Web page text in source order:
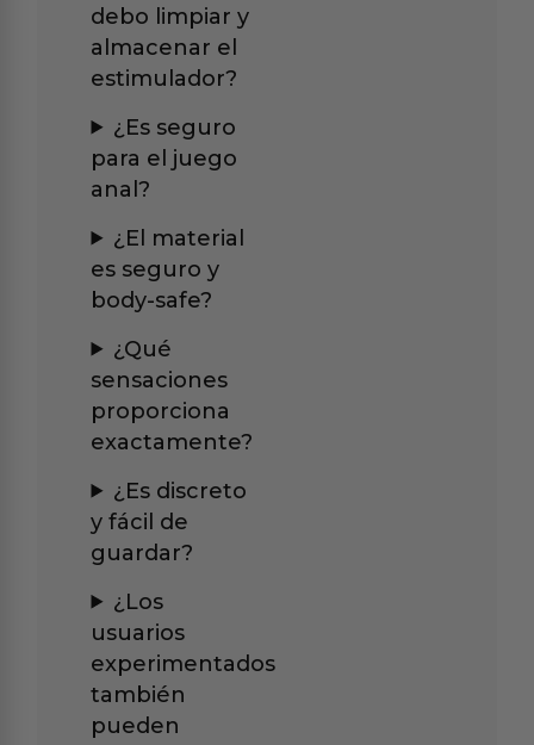
debo limpiar y
almacenar el
estimulador?
¿Es seguro
para el juego
anal?
¿El material
es seguro y
body-safe?
¿Qué
sensaciones
proporciona
exactamente?
¿Es discreto
y fácil de
guardar?
¿Los
usuarios
experimentados
también
pueden